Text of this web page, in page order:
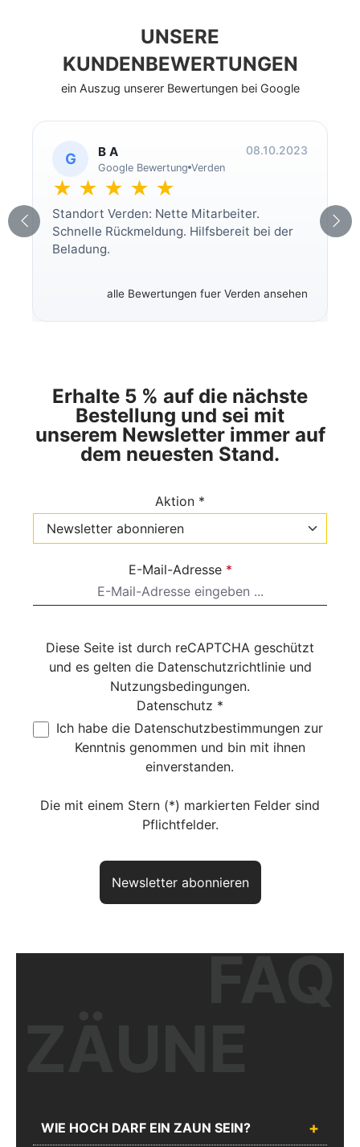
UNSERE
KUNDENBEWERTUNGEN
ein Auszug unserer Bewertungen bei Google
G B A 08.10.2023
Google Bewertung Verden
★ ★ ★ ★ ★
Standort Verden: Nette Mitarbeiter.
Schnelle Rückmeldung. Hilfsbereit bei der
Beladung.
alle Bewertungen fuer Verden ansehen
Erhalte 5 % auf die nächste
Bestellung und sei mit
unserem Newsletter immer auf
dem neuesten Stand.
Aktion *
E-Mail-Adresse *
Diese Seite ist durch reCAPTCHA geschützt
und es gelten die Datenschutzrichtlinieund
Nutzungsbedingungen.
Datenschutz *
Ich habe die Datenschutzbestimmungen zur
Kenntnis genommen und bin mit ihnen
einverstanden.
Die mit einem Stern (*) markierten Felder sind
Pflichtfelder.
Newsletter abonnieren
FAQ
WIE HOCH DARF EIN ZAUN SEIN?